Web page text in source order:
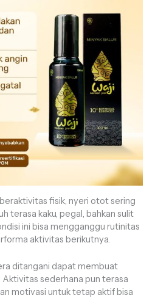
fisik, nyeri otot sering
terasa kaku, pegal, bahkan sulit
ini bisa mengganggu rutinitas
aktivitas berikutnya.
ditangani dapat membuat
sederhana pun terasa
motivasi untuk tetap aktif bisa